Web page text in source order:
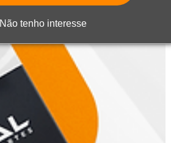
Não tenho interesse